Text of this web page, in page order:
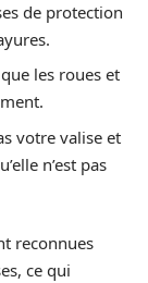
de protection
les roues et
votre valise et
n’est pas
reconnues
ce qui